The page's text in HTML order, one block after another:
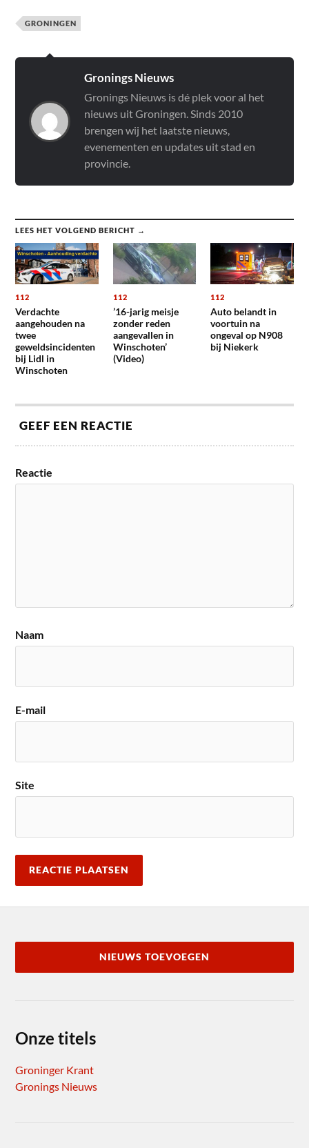
GRONINGEN
Gronings Nieuws
Gronings Nieuws is dé plek voor al het
nieuws uit Groningen. Sinds 2010
brengen wij het laatste nieuws,
evenementen en updates uit stad en
provincie.
LEES HET VOLGEND BERICHT →
112
Verdachte
aangehouden na
twee
geweldsincidenten
bij Lidl in
Winschoten
112
’16-jarig meisje
zonder reden
aangevallen in
Winschoten’
(Video)
112
Auto belandt in
voortuin na
ongeval op N908
bij Niekerk
GEEF EEN REACTIE
Reactie
Naam
E-mail
Site
NIEUWS TOEVOEGEN
Onze titels
Groninger Krant
Gronings Nieuws